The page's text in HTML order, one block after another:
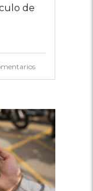
de